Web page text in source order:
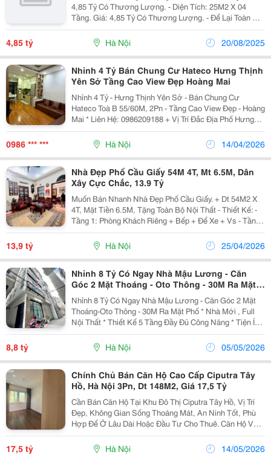
4,85 Tỷ Có Thương Lượng. - Diện Tích: 25M2 X 04
Tầng. Giá: 4,85 Tỷ Có Thương Lượng. - Để Lại Toàn Bộ
Nội Thất - Thiết Kế: Tầng 1: Bếp + Khách + Vs. Tầng
Lửng Có Thể Ngủ Hoặc Làm Phòng Khách. ...
4,85 tỷ Hà Nội 20/08/2025
Nhỉnh 4 Tỷ Bán Chung Cư Hateco Hưng Thịnh
Yên Sở Tầng Cao View Đẹp Hoàng Mai
Nhỉnh 4 Tỷ - Hưng Thịnh Yên Sở - Bán Chung Cư
Hateco Toà B 55/60M, 2Pn - Tầng Cao View Đẹp - Hoàng
Mai * Liên Hệ: 0986209188 + Vị Trí Đắc Địa Phố Hưng
Thịnh, Yên Sở, Hoàng Mai. + Căn Hộ Tầng Cao View
0986 *** *** Hà Nội 14/04/2026
Nhà Đẹp Phố Cầu Giấy 54M 4T, Mt 6.5M, Dân
Xây Cực Chắc, 13.9 Tỷ
Muốn Bán Nhanh Nhà Đẹp Phố Cầu Giấy. + Dt 54M2 X
4T, Mặt Tiền 6.5M, Tặng Toàn Bộ Nội Thất - Thiết Kế: -
Tầng 1: Phòng Khách Riêng + Bếp + Để Xe + Vs - Tầng
2,3: Mỗi Tầng 2 Phòng Ngủ + Vs - Tầng 4: 1 Phòng Chờ
+ Sân Tiểu Cảnh + Vs + Ngõ 3 Gác...
13,9 tỷ Hà Nội 25/04/2026
Nhỉnh 8 Tỷ Có Ngay Nhà Mậu Lương - Căn
Góc 2 Mặt Thoáng - Oto Thông - 30M Ra Mặt
Phố
Nhỉnh 8 Tỷ Có Ngay Nhà Mậu Lương - Căn Góc 2 Mặt
Thoáng-Oto Thông - 30M Ra Mặt Phố * Nhà Mới , Full
Nội Thất * Thiết Kế 5 Tầng Đầy Đủ Công Năng * Tiện Ích
Gần Trường, Chợ, Nhiều Đường Lớn , Hàng Xóm Kđt
Xa La... * Sổ Đỏ Vuông Đẹp, Sẵn Sàng Giao...
8,8 tỷ Hà Nội 05/05/2026
Chính Chủ Bán Căn Hộ Cao Cấp Ciputra Tây
Hồ, Hà Nội 3Pn, Dt 148M2, Giá 17,5 Tỷ
Cần Bán Căn Hộ Tại Khu Đô Thị Ciputra Tây Hồ, Vị Trí
Đẹp, Không Gian Sống Thoáng Mát, An Ninh Tốt, Phù
Hợp Để Ở Lâu Dài Hoặc Đầu Tư Cho Thuê. Căn Hộ Vừa
Hoàn Thiện Mới Toàn Bộ Nội Thất, Thiết Kế Hiện Đại,
Tông Màu Sáng Ấm, Sàn Gỗ, Hệ Tủ Âm Tường...
17,5 tỷ Hà Nội 14/05/2026